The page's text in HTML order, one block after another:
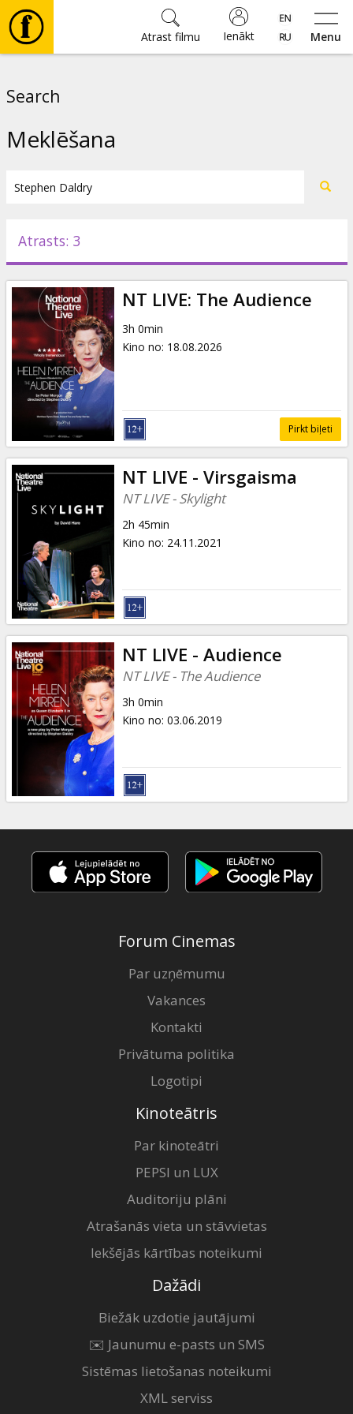
Menu
Ienākt
Atrast filmu
Pasākumi
Ziņas
Dāvanu
kartes
Uzkodas
B2B
Kino
Klubs
Search
Meklēšana
Atrasts: 3
NT LIVE: The Audience
3h 0min
Kino no: 18.08.2026
Pirkt biļeti
NT LIVE - Virsgaisma
NT LIVE - Skylight
2h 45min
Kino no: 24.11.2021
NT LIVE - Audience
NT LIVE - The Audience
3h 0min
Kino no: 03.06.2019
Forum Cinemas
Par uzņēmumu
Vakances
Kontakti
Privātuma politika
Logotipi
Kinoteātris
Par kinoteātri
PEPSI un LUX
Auditoriju plāni
Atrašanās vieta un stāvvietas
Iekšējās kārtības noteikumi
Dažādi
Biežāk uzdotie jautājumi
✉️ Jaunumu e-pasts un SMS
Sistēmas lietošanas noteikumi
XML serviss